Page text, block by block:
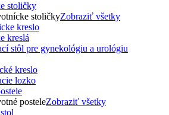
stoličky
stoličkyZobraziť všetky
kreslá
kreslo
posteleZobraziť všetky